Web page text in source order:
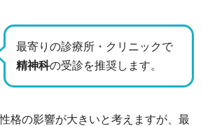
最寄りの診療所・クリニックで
精神科の受診を推奨します。
格の影響が大きいと考えますが、最